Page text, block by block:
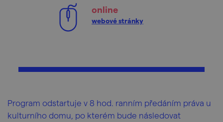
online
webové stránky
Program odstartuje v 8 hod. ranním předáním práva u
kulturního domu, po kterém bude následovat